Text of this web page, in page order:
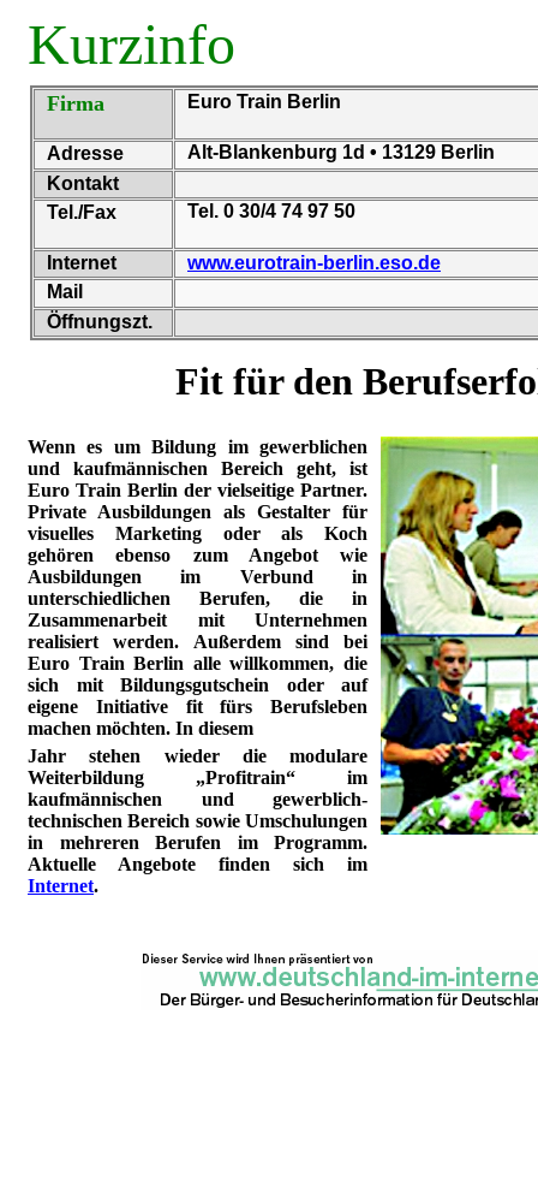
Kurzinfo
Firma Euro Train Berlin
Adresse
Alt-Blankenburg 1d • 13129 Berlin
Kontakt
Tel./Fax
Tel. 0 30/4 74 97 50
Internet
www.eurotrain-berlin.eso.de
Mail
Öffnungszt.
Fit für den
Wenn es um Bildung im gewerblichen
und kaufmännischen Bereich geht, ist
Euro Train Berlin der vielseitige Partner.
Private Ausbildungen als Gestalter für
visuelles Marketing oder als Koch
gehören ebenso zum Angebot wie
Ausbildungen im Verbund in
unterschiedlichen Berufen, die in
Zusammenarbeit mit Unternehmen
realisiert werden. Außerdem sind bei
Euro Train Berlin alle willkommen, die
sich mit Bildungsgutschein oder auf
eigene Initiative fit fürs Berufsleben
machen möchten. In diesem
Jahr stehen wieder die modulare
Weiterbildung „Profitrain“ im
kaufmännischen und gewerblich-
technischen Bereich sowie Umschulungen
in mehreren Berufen im Programm.
Aktuelle Angebote finden sich im
Internet.